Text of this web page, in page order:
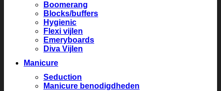
Boomerang
Blocks/buffers
Hygienic
Flexi vijlen
Emeryboards
Diva Vijlen
Manicure
Seduction
Manicure benodigdheden